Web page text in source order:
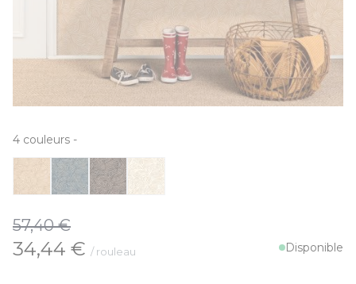
4 couleurs -
57,40 €
À partir de:
34,44 € / rouleau Disponible